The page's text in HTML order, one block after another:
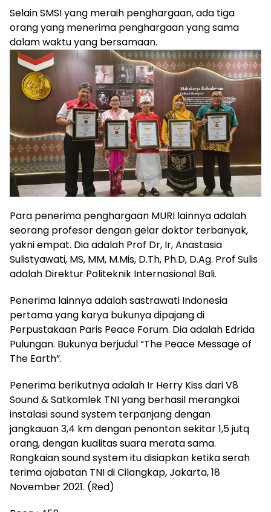
Selain SMSI yang meraih penghargaan, ada tiga
orang yang menerima penghargaan yang sama
dalam waktu yang bersamaan.
Para penerima penghargaan MURI lainnya adalah
seorang profesor dengan gelar doktor terbanyak,
yakni empat. Dia adalah Prof Dr, Ir, Anastasia
Sulistyawati, MS, MM, M.Mis, D.Th, Ph.D, D.Ag. Prof Sulis
adalah Direktur Politeknik Internasional Bali.
Penerima lainnya adalah sastrawati Indonesia
pertama yang karya bukunya dipajang di
Perpustakaan Paris Peace Forum. Dia adalah Edrida
Pulungan. Bukunya berjudul “The Peace Message of
The Earth”.
Penerima berikutnya adalah Ir Herry Kiss dari V8
Sound & Satkomlek TNI yang berhasil merangkai
instalasi sound system terpanjang dengan
jangkauan 3,4 km dengan penonton sekitar 1,5 jutq
orang, dengan kualitas suara merata sama.
Rangkaian sound system itu disiapkan ketika serah
terima ojabatan TNI di Cilangkap, Jakarta, 18
November 2021. (Red)